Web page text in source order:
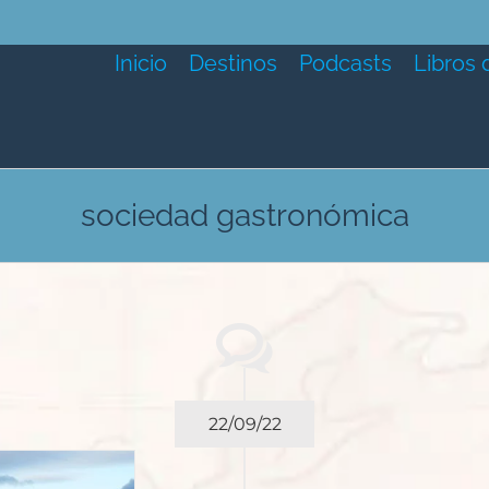
Inicio Destinos Podcasts Libros
sociedad gastronómica
22/09/22